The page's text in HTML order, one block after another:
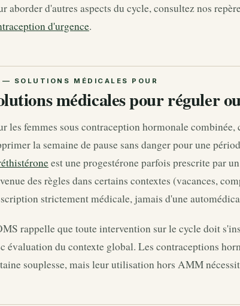
aborder d'autres aspects du cycle, consultez nos
d'urgence.
médicales pour réguler
les femmes sous contraception hormonale
la semaine de pause sans danger pour une
est une progestérone parfois prescrite par
des règles dans certains contextes (vacances,
strictement médicale, jamais d'une
rappelle que toute intervention sur le cycle doit
évaluation du contexte global. Les contraceptions
souplesse, mais leur utilisation hors AMM